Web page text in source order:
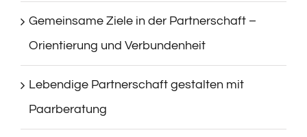
Gemeinsame Ziele in der Partnerschaft –
Orientierung und Verbundenheit
Lebendige Partnerschaft gestalten mit
Paarberatung